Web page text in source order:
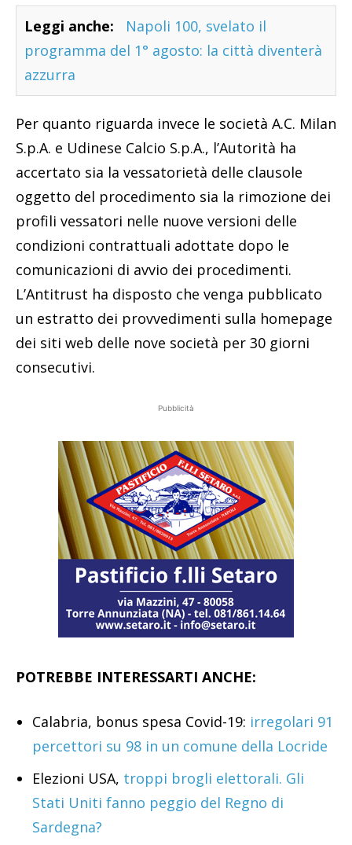
Leggi anche:
Napoli 100, svelato il
programma del 1° agosto: la città diventerà
azzurra
Per quanto riguarda invece le società A.C. Milan
S.p.A. e Udinese Calcio S.p.A., l’Autorità ha
accertato sia la vessatorietà delle clausole
oggetto del procedimento sia la rimozione dei
profili vessatori nelle nuove versioni delle
condizioni contrattuali adottate dopo le
comunicazioni di avvio dei procedimenti.
L’Antitrust ha disposto che venga pubblicato
un estratto dei provvedimenti sulla homepage
dei siti web delle nove società per 30 giorni
consecutivi.
Pubblicità
POTREBBE INTERESSARTI ANCHE:
Calabria, bonus spesa Covid-19: irregolari 91
percettori su 98 in un comune della Locride
Elezioni USA, troppi brogli elettorali. Gli
Stati Uniti fanno peggio del Regno di
Sardegna?